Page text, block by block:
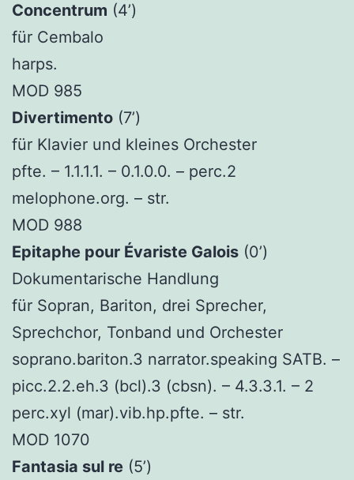
Concentrum (4’)
für Cembalo
harps.
MOD 985
Divertimento (7’)
für Klavier und kleines Orchester
pfte. – 1.1.1.1. – 0.1.0.0. – perc.2
melophone.org. – str.
MOD 988
Epitaphe pour Évariste Galois (0’)
Dokumentarische Handlung
für Sopran, Bariton, drei Sprecher,
Sprechchor, Tonband und Orchester
soprano.bariton.3 narrator.speaking SATB. –
picc.2.2.eh.3 (bcl).3 (cbsn). – 4.3.3.1. – 2
perc.xyl (mar).vib.hp.pfte. – str.
MOD 1070
Fantasia sul re (5’)